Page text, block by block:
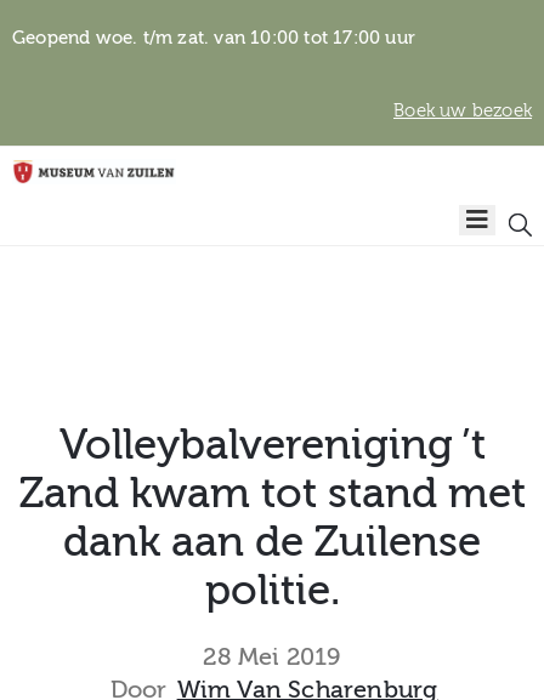
Geopend woe. t/m zat. van 10:00 tot 17:00 uur
Boek uw bezoek
Home
Over het
museum
Activiteiten
Volleybalvereniging ’t
Zand kwam tot stand met
dank aan de Zuilense
politie.
28 Mei 2019
Door Wim Van Scharenburg
Algemene